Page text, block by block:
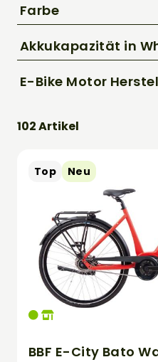
GHOST
Riese & Müller
50 cm
51 cm
53 cm
Herren
Unisex
Farbe
Beige / Creme
Akkukapazität in
1000
545
750
E-Bike Motor
102 Artikel
Top Neu
BBF E-City Bato